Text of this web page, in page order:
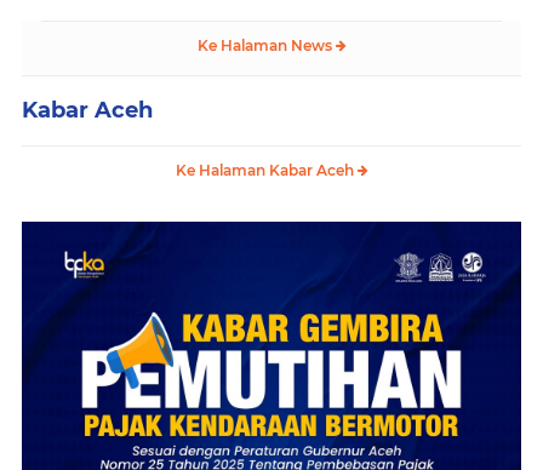
Ke Halaman News
Kabar Aceh
Ke Halaman Kabar Aceh